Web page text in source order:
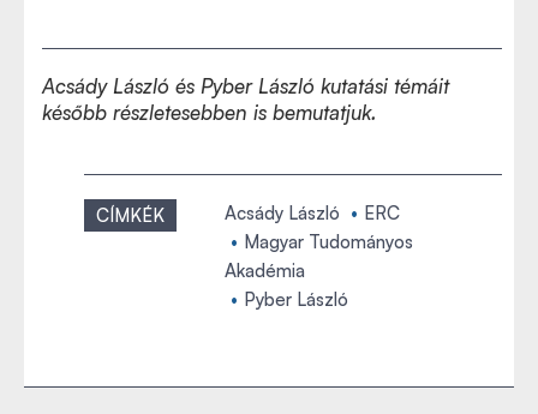
Acsády László és Pyber László kutatási témáit
később részletesebben is bemutatjuk.
CÍMKÉK Acsády László
ERC
Magyar Tudományos
Akadémia
Pyber László